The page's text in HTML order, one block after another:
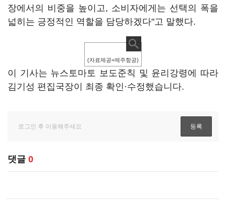
장에서의 비중을 높이고, 소비자에게는 선택의 폭을
넓히는 긍정적인 역할을 담당하겠다"고 말했다.
(자료제공=제주항공)
이 기사는 뉴스토마토 보도준칙 및 윤리강령에 따라
김기성 편집국장이 최종 확인·수정했습니다.
댓글 0